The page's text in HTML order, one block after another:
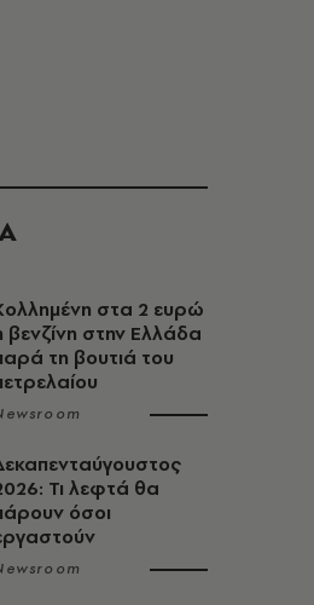
στα 2 ευρώ
βενζίνη στην Ελλάδα
τη βουτιά του
Τι λεφτά θα
όσοι